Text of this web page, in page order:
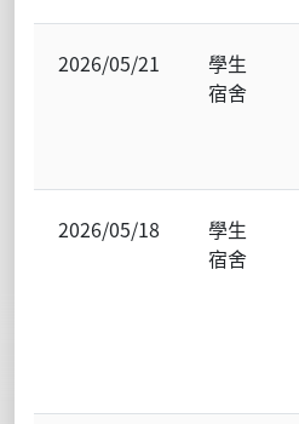
2026/05/21
學生
宿舍
2026/05/18
學生
宿舍